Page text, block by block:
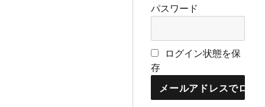
パスワード
ログイン状態を保
存